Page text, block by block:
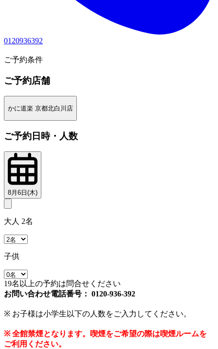
0120936392
ご予約条件
ご予約店舗
かに道楽 京都北白川店
ご予約日時・人数
8月6日(木)
大人 2名
子供
19名以上の予約は問合せください
お問い合わせ電話番号： 0120-936-392
※ お子様は小学生以下の人数をご入力してください。
※ 全館禁煙となります。喫煙をご希望の際は喫煙ルームを
ご利用ください。